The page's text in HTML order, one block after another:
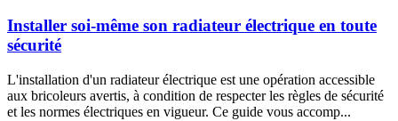
Installer soi-même son radiateur électrique en toute
sécurité
L'installation d'un radiateur électrique est une opération accessible
aux bricoleurs avertis, à condition de respecter les règles de sécurité
et les normes électriques en vigueur. Ce guide vous accomp...